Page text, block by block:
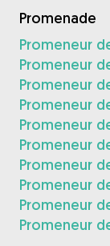
Promenade
Promeneur
Promeneur
Promeneur
Promeneur
Promeneur
Promeneur
Promeneur
Promeneur
Promeneur
Promeneur